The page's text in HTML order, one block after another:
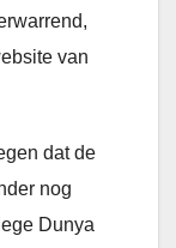
van
dat de
nog
Dunya